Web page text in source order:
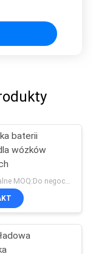
baterii
wózków
Negocjowalne MOQ:Do negocjacji